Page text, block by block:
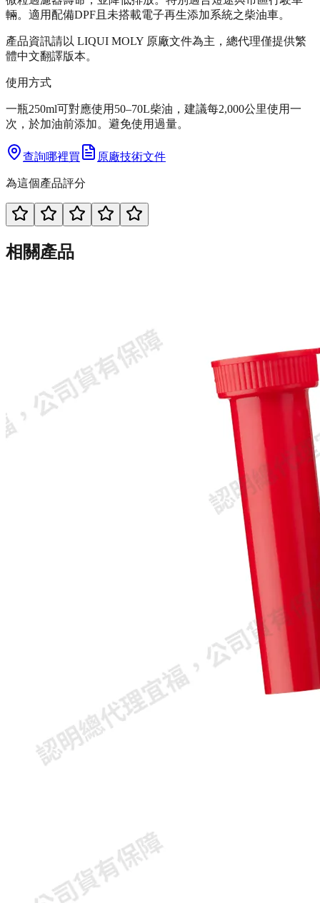
輛。適用配備DPF且未搭載電子再生添加系統之柴油車。
產品資訊請以 LIQUI MOLY 原廠文件為主，總代理僅提供繁
體中文翻譯版本。
使用方式
一瓶250ml可對應使用50–70L柴油，建議每2,000公里使用一
次，於加油前添加。避免使用過量。
查詢哪裡買 原廠技術文件
為這個產品評分
相關產品